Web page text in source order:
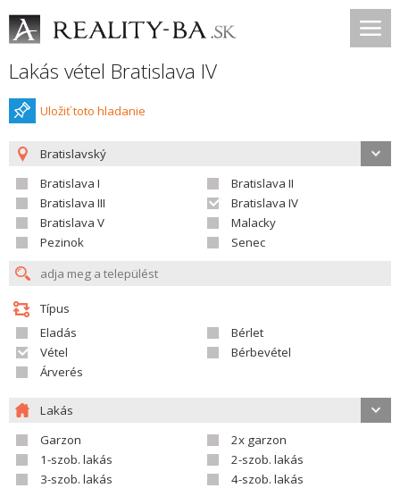
Lakás vétel Bratislava IV
Uložiť toto hladanie
Bratislavský
Bratislava I
Bratislava II
Bratislava III
Bratislava IV
Bratislava V
Malacky
Pezinok
Senec
Típus
Eladás
Bérlet
Vétel
Bérbevétel
Árverés
Lakás
Garzon
2x garzon
1-szob. lakás
2-szob. lakás
3-szob. lakás
4-szob. lakás